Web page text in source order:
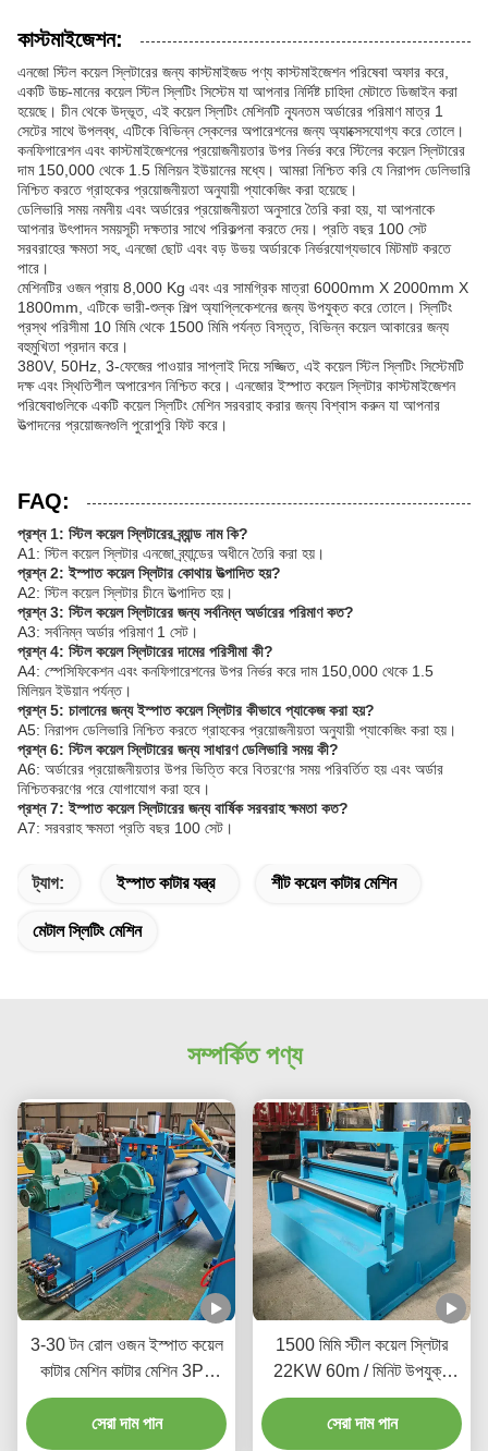
কাস্টমাইজেশন:
এনজো স্টিল কয়েল স্লিটারের জন্য কাস্টমাইজড পণ্য কাস্টমাইজেশন পরিষেবা অফার করে,
একটি উচ্চ-মানের কয়েল স্টিল স্লিটিং সিস্টেম যা আপনার নির্দিষ্ট চাহিদা মেটাতে ডিজাইন করা
হয়েছে। চীন থেকে উদ্ভূত, এই কয়েল স্লিটিং মেশিনটি ন্যূনতম অর্ডারের পরিমাণ মাত্র 1
সেটের সাথে উপলব্ধ, এটিকে বিভিন্ন স্কেলের অপারেশনের জন্য অ্যাক্সেসযোগ্য করে তোলে।
কনফিগারেশন এবং কাস্টমাইজেশনের প্রয়োজনীয়তার উপর নির্ভর করে স্টিলের কয়েল স্লিটারের
দাম 150,000 থেকে 1.5 মিলিয়ন ইউয়ানের মধ্যে। আমরা নিশ্চিত করি যে নিরাপদ ডেলিভারি
নিশ্চিত করতে গ্রাহকের প্রয়োজনীয়তা অনুযায়ী প্যাকেজিং করা হয়েছে।
ডেলিভারি সময় নমনীয় এবং অর্ডারের প্রয়োজনীয়তা অনুসারে তৈরি করা হয়, যা আপনাকে
আপনার উৎপাদন সময়সূচী দক্ষতার সাথে পরিকল্পনা করতে দেয়। প্রতি বছর 100 সেট
সরবরাহের ক্ষমতা সহ, এনজো ছোট এবং বড় উভয় অর্ডারকে নির্ভরযোগ্যভাবে মিটমাট করতে
পারে।
মেশিনটির ওজন প্রায় 8,000 Kg এবং এর সামগ্রিক মাত্রা 6000mm X 2000mm X
1800mm, এটিকে ভারী-শুল্ক শিল্প অ্যাপ্লিকেশনের জন্য উপযুক্ত করে তোলে। স্লিটিং
প্রস্থ পরিসীমা 10 মিমি থেকে 1500 মিমি পর্যন্ত বিস্তৃত, বিভিন্ন কয়েল আকারের জন্য
বহুমুখিতা প্রদান করে।
380V, 50Hz, 3-ফেজের পাওয়ার সাপ্লাই দিয়ে সজ্জিত, এই কয়েল স্টিল স্লিটিং সিস্টেমটি
দক্ষ এবং স্থিতিশীল অপারেশন নিশ্চিত করে। এনজোর ইস্পাত কয়েল স্লিটার কাস্টমাইজেশন
পরিষেবাগুলিকে একটি কয়েল স্লিটিং মেশিন সরবরাহ করার জন্য বিশ্বাস করুন যা আপনার
উত্পাদনের প্রয়োজনগুলি পুরোপুরি ফিট করে।
FAQ:
প্রশ্ন 1: স্টিল কয়েল স্লিটারের ব্র্যান্ড নাম কি?
A1: স্টিল কয়েল স্লিটার এনজো ব্র্যান্ডের অধীনে তৈরি করা হয়।
প্রশ্ন 2: ইস্পাত কয়েল স্লিটার কোথায় উত্পাদিত হয়?
A2: স্টিল কয়েল স্লিটার চীনে উত্পাদিত হয়।
প্রশ্ন 3: স্টিল কয়েল স্লিটারের জন্য সর্বনিম্ন অর্ডারের পরিমাণ কত?
A3: সর্বনিম্ন অর্ডার পরিমাণ 1 সেট।
প্রশ্ন 4: স্টিল কয়েল স্লিটারের দামের পরিসীমা কী?
A4: স্পেসিফিকেশন এবং কনফিগারেশনের উপর নির্ভর করে দাম 150,000 থেকে 1.5
মিলিয়ন ইউয়ান পর্যন্ত।
প্রশ্ন 5: চালানের জন্য ইস্পাত কয়েল স্লিটার কীভাবে প্যাকেজ করা হয়?
A5: নিরাপদ ডেলিভারি নিশ্চিত করতে গ্রাহকের প্রয়োজনীয়তা অনুযায়ী প্যাকেজিং করা হয়।
প্রশ্ন 6: স্টিল কয়েল স্লিটারের জন্য সাধারণ ডেলিভারি সময় কী?
A6: অর্ডারের প্রয়োজনীয়তার উপর ভিত্তি করে বিতরণের সময় পরিবর্তিত হয় এবং অর্ডার
নিশ্চিতকরণের পরে যোগাযোগ করা হবে।
প্রশ্ন 7: ইস্পাত কয়েল স্লিটারের জন্য বার্ষিক সরবরাহ ক্ষমতা কত?
A7: সরবরাহ ক্ষমতা প্রতি বছর 100 সেট।
ট্যাগ: ইস্পাত কাটার যন্ত্র শীট কয়েল কাটার মেশিন
মেটাল স্লিটিং মেশিন
সম্পর্কিত পণ্য
3-30 টন রোল ওজন ইস্পাত কয়েল
কাটার মেশিন কাটার মেশিন 3Ph
380V 20-200m/Min
সেরা দাম পান
1500 মিমি স্টীল কয়েল স্লিটার
22KW 60m / মিনিট উপযুক্ত
আকার এবং আকারে কাটা
সেরা দাম পান